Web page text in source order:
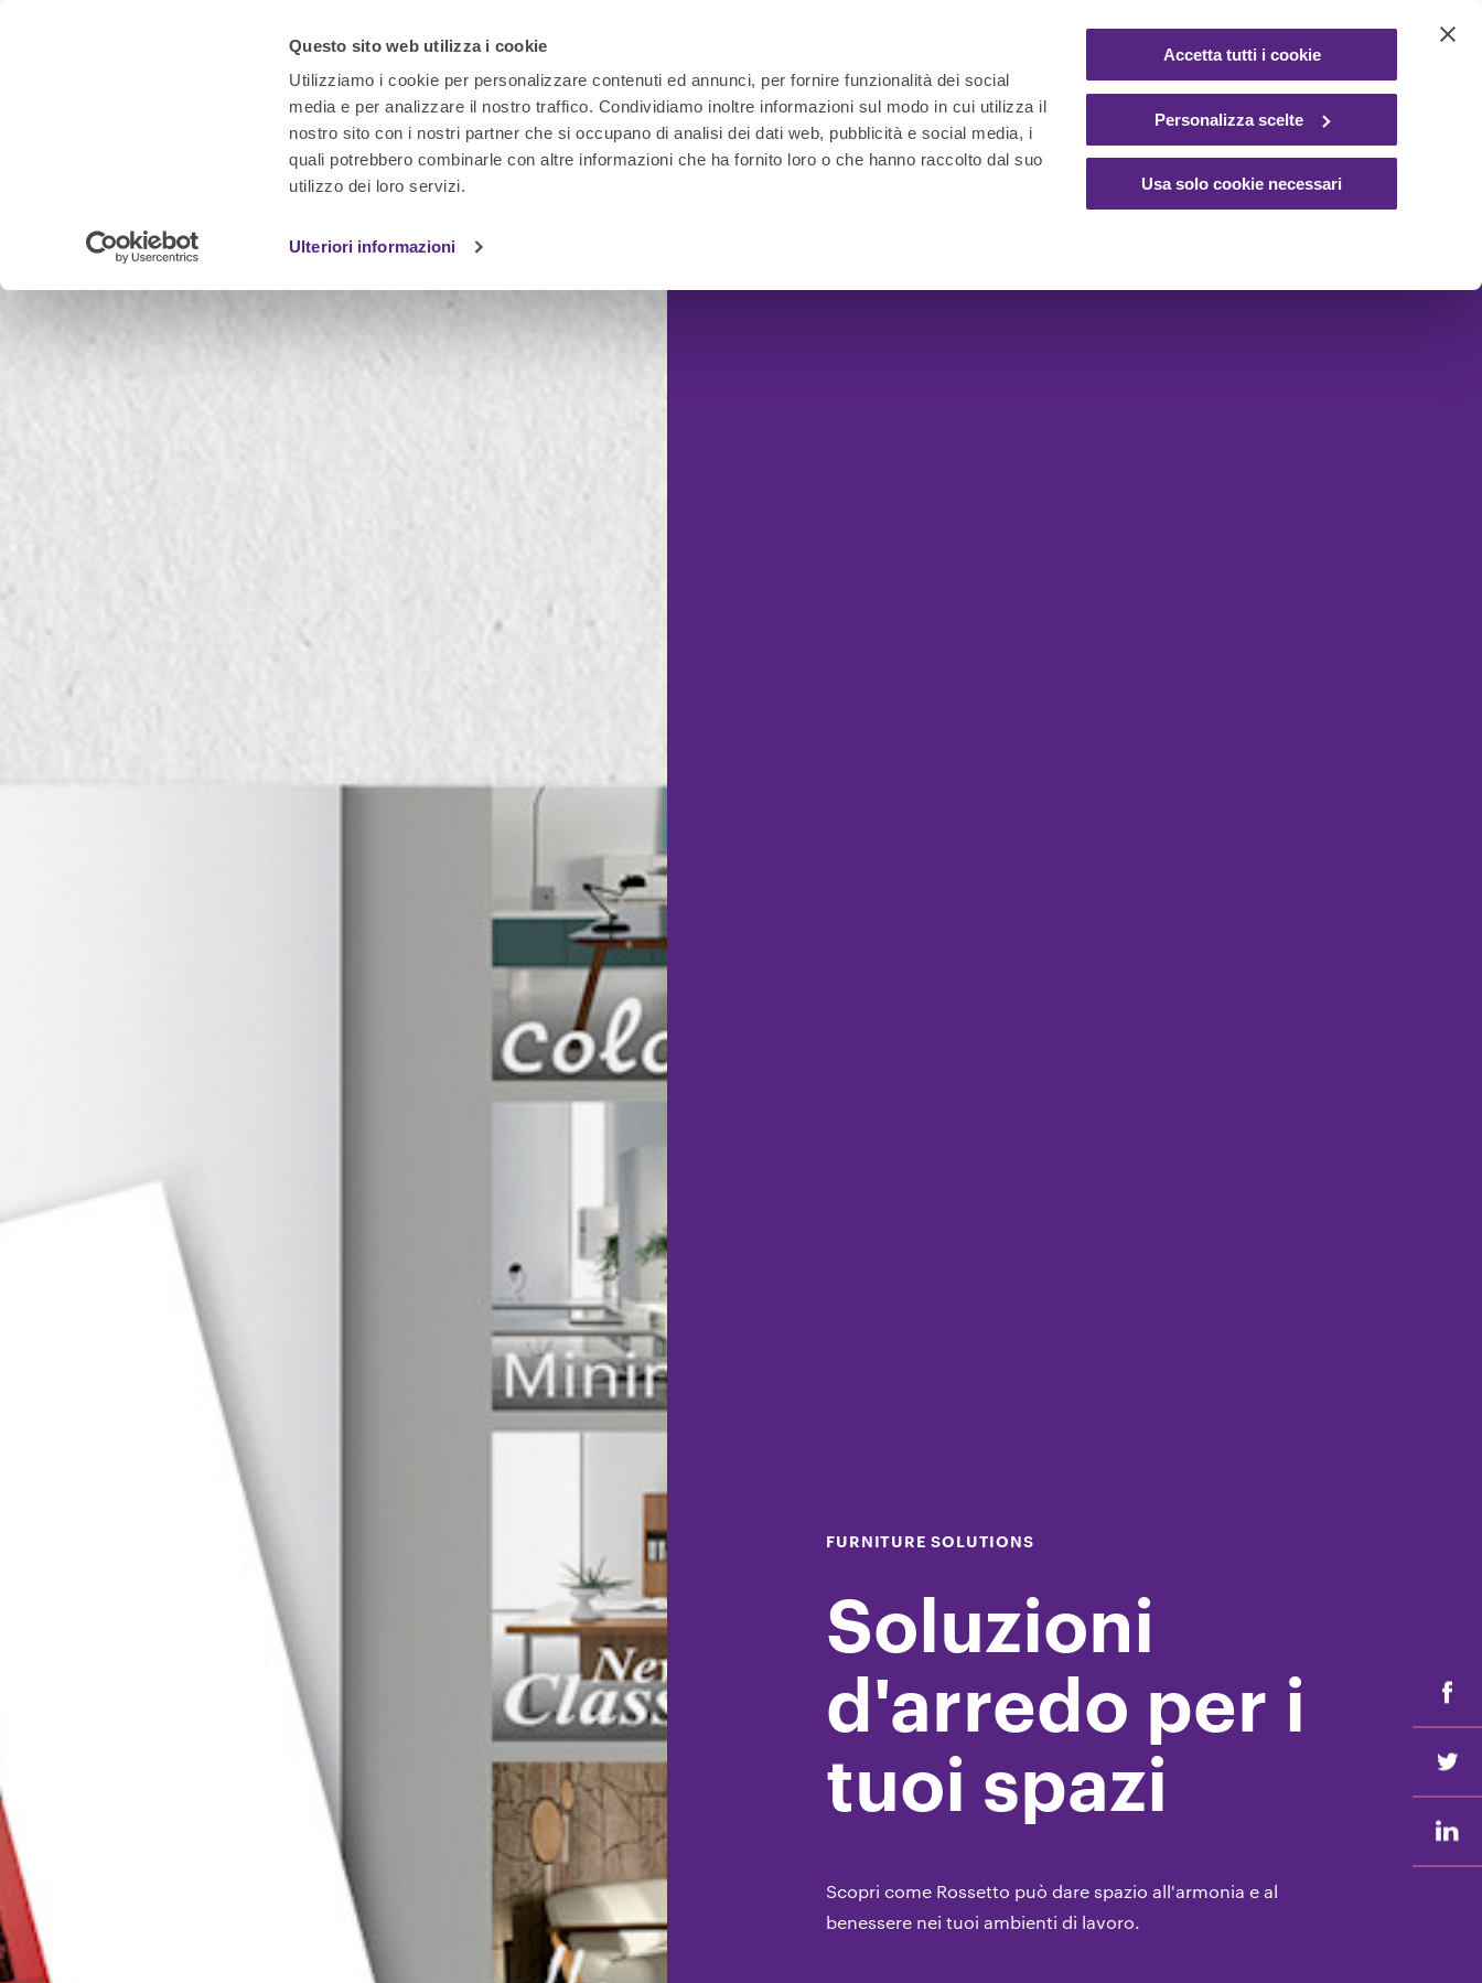
Questo sito web utilizza i cookie
Utilizziamo i cookie per personalizzare contenuti ed annunci, per fornire funzionalità dei social
media e per analizzare il nostro traffico. Condividiamo inoltre informazioni sul modo in cui utilizza il
nostro sito con i nostri partner che si occupano di analisi dei dati web, pubblicità e social media, i
quali potrebbero combinarle con altre informazioni che ha fornito loro o che hanno raccolto dal suo
utilizzo dei loro servizi.
Ulteriori informazioni
Accetta tutti i cookie
Personalizza scelte
Usa solo cookie necessari
FURNITURE SOLUTIONS
Soluzioni
d'arredo per i
tuoi spazi
Scopri come Rossetto può dare spazio all'armonia e al
benessere nei tuoi ambienti di lavoro.